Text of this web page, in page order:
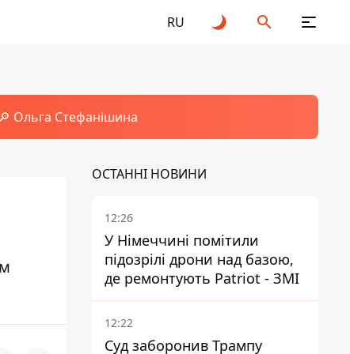
RU
🔎 Ольга Стефанішина
ОСТАННІ НОВИНИ
12:26
У Німеччині помітили
підозрілі дрони над базою,
де ремонтують Patriot - ЗМІ
12:22
Суд заборонив Трампу